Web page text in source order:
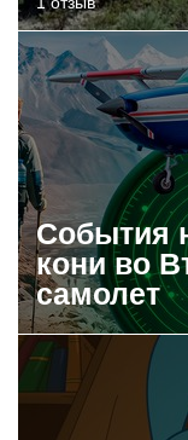
События
кони во
самолет